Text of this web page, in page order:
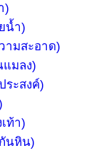
)
น้ำ)
ามสะอาด)
แมลง)
ระสงค์)
ท้า)
นหิน)